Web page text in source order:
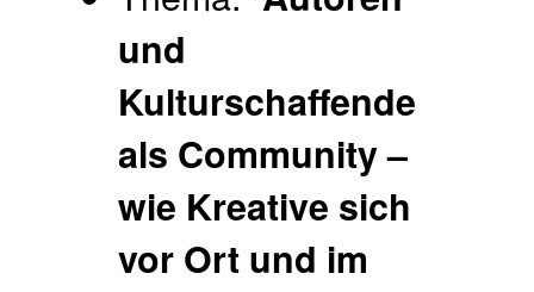
und
Kulturschaffende
als Community –
wie Kreative sich
vor Ort und im